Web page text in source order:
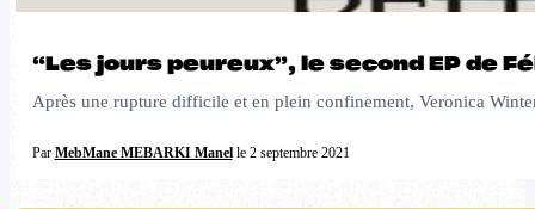
“Les jours peureux”, le second EP de
Après une rupture difficile et en plein confinement, Veronica
Par MebMane MEBARKI Manelle 2 septembre 2021